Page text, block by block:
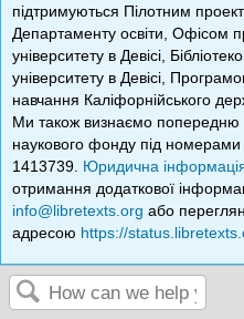
підтримуються Пілотним
Департаменту освіти, Офісом
університету в Девісі,
університету в Девісі,
навчання Каліфорнійського
Ми також визнаємо попередню
наукового фонду під номерами
1413739. Юридична
отримання додаткової
info@libretexts.org або
адресою https://